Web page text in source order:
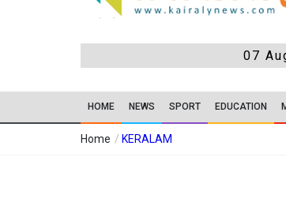
07
HOME NEWS SPORT EDUCATION
Home / KERALAM